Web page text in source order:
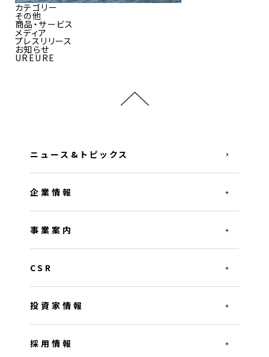
カテゴリー
その他
商品・サービス
メディア
プレスリリース
お知らせ
UREURE
ニュース&トピックス
企業情報
事業案内
CSR
投資家情報
採用情報